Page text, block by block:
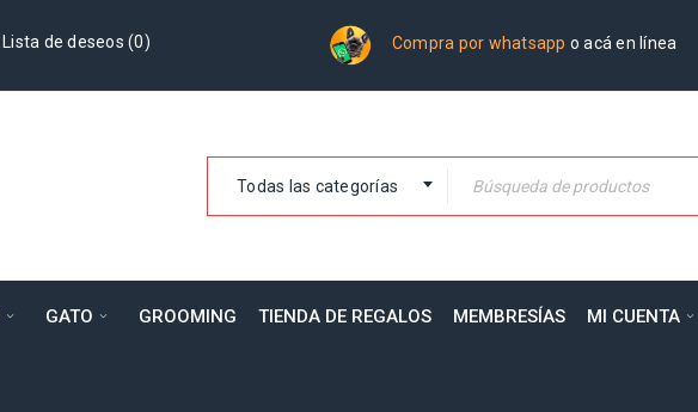
Compra por whatsapp o acá en línea
Lista de deseos (0)
Todas las categorías
GATO GROOMING TIENDA DE REGALOS MEMBRESÍAS MI CUENTA